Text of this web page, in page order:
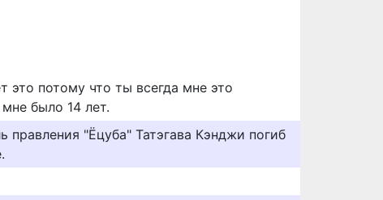
это потому что ты всегда мне это
было 14 лет.
правления "Ёцуба" Татэгава Кэнджи погиб